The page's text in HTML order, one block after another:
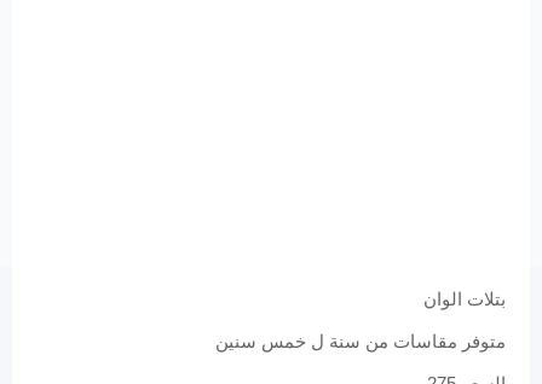
بتلات الوان
متوفر مقاسات من سنة ل خمس سنين